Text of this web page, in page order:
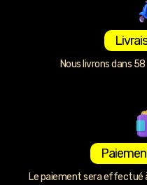
Nous livrons dans
Le paiement sera effectué